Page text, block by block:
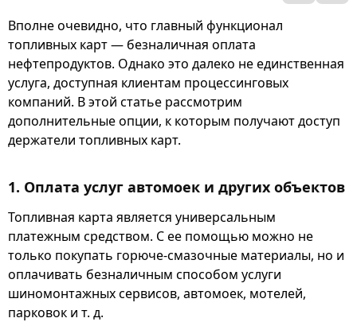
Вполне очевидно, что главный функционал
топливных карт — безналичная оплата
нефтепродуктов. Однако это далеко не единственная
услуга, доступная клиентам процессинговых
компаний. В этой статье рассмотрим
дополнительные опции, к которым получают доступ
держатели топливных карт.
1. Оплата услуг автомоек и других объектов
Топливная карта является универсальным
платежным средством. С ее помощью можно не
только покупать горюче-смазочные материалы, но и
оплачивать безналичным способом услуги
шиномонтажных сервисов, автомоек, мотелей,
парковок и т. д.